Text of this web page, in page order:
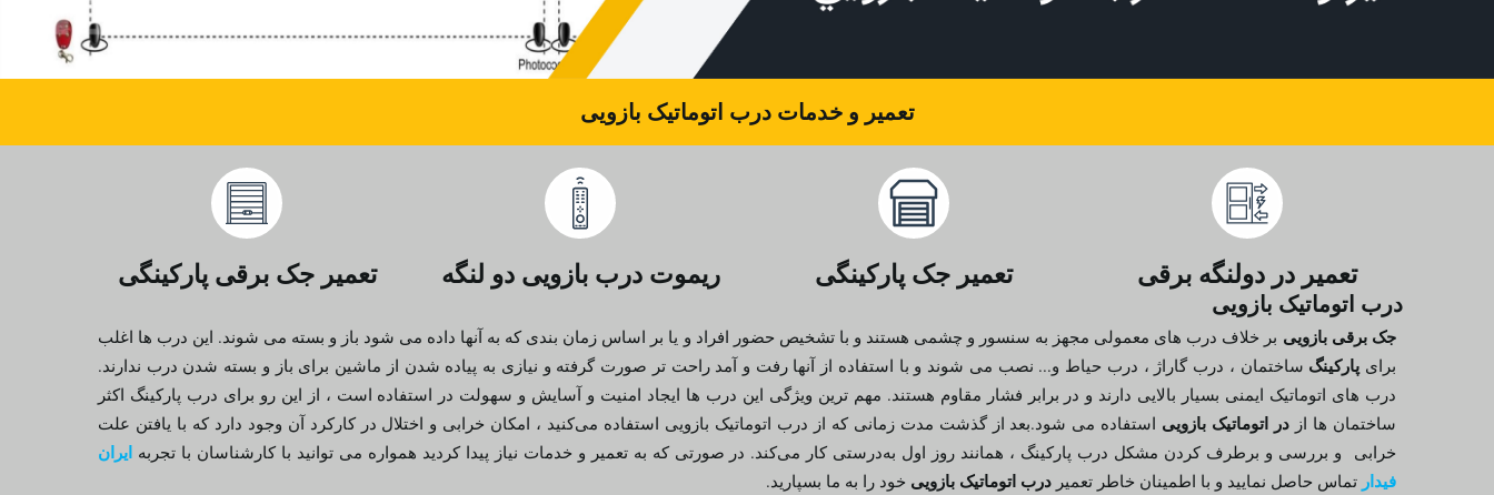
تعمیر و خدمات درب اتوماتیک بازویی
تعمیر در دولنگه برقی تعمیر جک پارکینگی ریموت درب بازویی دو لنگه تعمیر جک برقی پارکینگی
درب اتوماتیک بازویی
جک برقی بازویی بر خلاف درب های معمولی مجهز به سنسور و چشمی هستند و با تشخیص حضور افراد و یا بر اساس زمان بندی که به آنها داده می شود باز و بسته می شوند. این درب ها اغلب
برای پارکینگ ساختمان ، درب گاراژ ، درب حیاط و... نصب می شوند و با استفاده از آنها رفت و آمد راحت تر صورت گرفته و نیازی به پیاده شدن از ماشین برای باز و بسته شدن درب ندارند.
درب های اتوماتیک ایمنی بسیار بالایی دارند و در برابر فشار مقاوم هستند. مهم ترین ویژگی این درب ها ایجاد امنیت و آسایش و سهولت در استفاده است ، از این رو برای درب پارکینگ اکثر
ساختمان ها از در اتوماتیک بازویی استفاده می شود.بعد از گذشت مدت‌ زمانی که از درب اتوماتیک بازویی استفاده می‌کنید ، امکان خرابی و اختلال در کارکرد آن وجود دارد که با یافتن علت
خرابی و بررسی و برطرف کردن مشکل درب پارکینگ ، همانند روز اول به‌درستی کار می‌کند. در صورتی که به تعمیر و خدمات نیاز پیدا کردید همواره می توانید با کارشناسان با تجربه ایران
فیدار تماس حاصل نمایید و با اطمینان خاطر تعمیر درب اتوماتیک بازویی خود را به ما بسپارید.